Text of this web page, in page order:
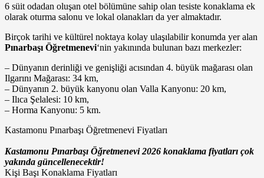
6 süit odadan oluşan otel bölümüne sahip olan tesiste konaklama ek
olarak oturma salonu ve lokal olanakları da yer almaktadır.
Birçok tarihi ve kültürel noktaya kolay ulaşılabilir konumda yer alan
Pınarbaşı Öğretmenevi‘nin yakınında bulunan bazı merkezler:
– Dünyanın derinliği ve genişliği acısından 4. büyük mağarası olan
Ilgarını Mağarası: 34 km,
– Dünyanın 2. büyük kanyonu olan Valla Kanyonu: 20 km,
– Ilıca Şelalesi: 10 km,
– Horma Kanyonu: 5 km.
Kastamonu Pınarbaşı Öğretmenevi Fiyatları
Kastamonu Pınarbaşı Öğretmenevi 2026 konaklama fiyatları çok
yakında güncellenecektir!
Kişi Başı Konaklama Fiyatları